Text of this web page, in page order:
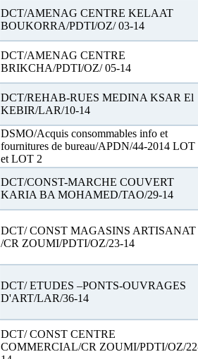
DCT/AMENAG CENTRE KELAAT
BOUKORRA/PDTI/OZ/ 03-14
DCT/AMENAG CENTRE
BRIKCHA/PDTI/OZ/ 05-14
DCT/REHAB-RUES MEDINA KSAR El
KEBIR/LAR/10-14
DSMO/Acquis consommables info et
fournitures de bureau/APDN/44-2014 LOT
et LOT 2
DCT/CONST-MARCHE COUVERT
KARIA BA MOHAMED/TAO/29-14
DCT/ CONST MAGASINS ARTISANAT
/CR ZOUMI/PDTI/OZ/23-14
DCT/ ETUDES –PONTS-OUVRAGES
D'ART/LAR/36-14
DCT/ CONST CENTRE
COMMERCIAL/CR ZOUMI/PDTI/OZ/